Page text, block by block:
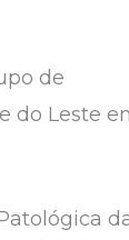
de
do Leste